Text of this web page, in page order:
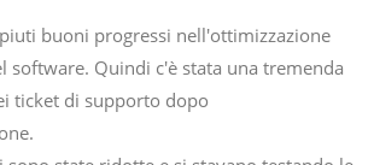
buoni progressi nell'ottimizzazione
software. Quindi c'è stata una tremenda
ticket di supporto dopo